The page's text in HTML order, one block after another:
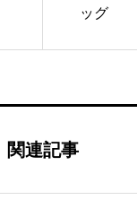
ッグ
関連記事